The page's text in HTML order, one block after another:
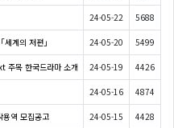
24-05-22 5688
계의 저편」 24-05-20 5499
주목 한국드라마 소개 24-05-19 4426
24-05-16 4874
역 모집공고 24-05-15 4428